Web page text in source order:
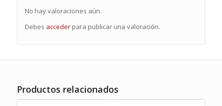
No hay valoraciones aún.
Debes accederpara publicar una valoración.
Productos relacionados